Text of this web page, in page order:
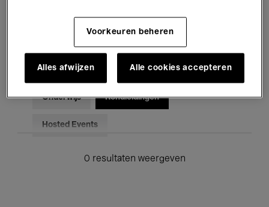
Voor iedereen Kids’ Palace
Onderwijs Rondleidingen
Hosted Events
0 resultaten weergeven
Voorkeuren beheren
Alles afwijzen Alle cookies accepteren